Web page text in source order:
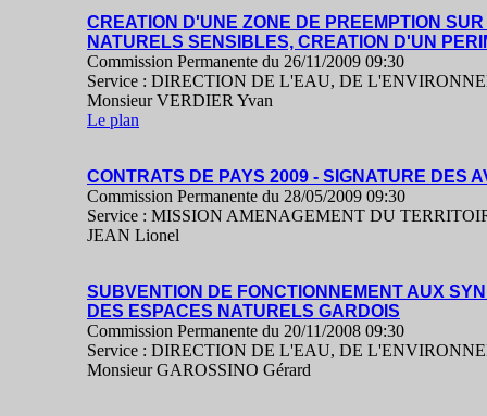
CREATION D'UNE ZONE DE PREEMPTION
NATURELS SENSIBLES, CREATION D'UN
Commission Permanente du 26/11/2009 09:30
Service : DIRECTION DE L'EAU, DE
Monsieur VERDIER Yvan
Le plan
CONTRATS DE PAYS 2009 - SIGNATURE DES
Commission Permanente du 28/05/2009 09:30
Service : MISSION AMENAGEMENT DU
JEAN Lionel
SUBVENTION DE FONCTIONNEMENT AUX
DES ESPACES NATURELS GARDOIS
Commission Permanente du 20/11/2008 09:30
Service : DIRECTION DE L'EAU, DE
Monsieur GAROSSINO Gérard